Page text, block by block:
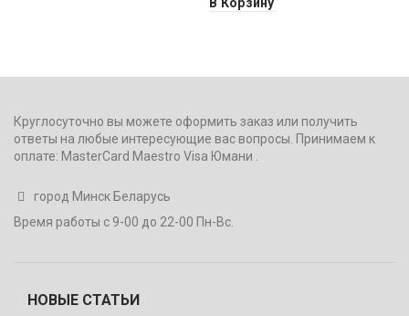
Круглосуточно вы можете оформить заказ или получить
ответы на любые интересующие вас вопросы. Принимаем к
оплате: MasterCard Maestro Visa Юмани .
город Минск Беларусь
Время работы с 9-00 до 22-00 Пн-Вс.
НОВЫЕ СТАТЬИ